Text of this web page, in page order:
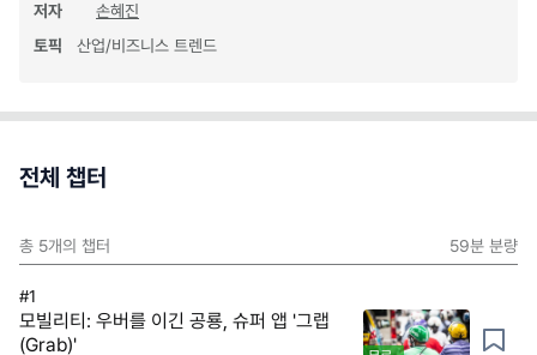
저자
손혜진
토픽
산업/비즈니스 트렌드
전체 챕터
총 5개의 챕터 59분 분량
#1
모빌리티: 우버를 이긴 공룡, 슈퍼 앱 '그랩
(Grab)'